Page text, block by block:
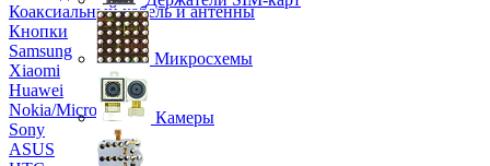
Коаксиальный кабель и антенны
Кнопки
Samsung
Xiaomi
Huawei
Nokia/Microsoft
Sony
ASUS
Микросхемы
Камеры